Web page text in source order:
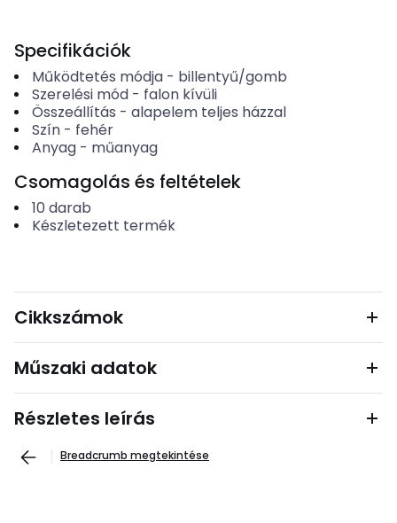
Specifikációk
Működtetés módja- billentyű/gomb
Szerelési mód- falon kívüli
Összeállítás - alapelem teljes házzal
Szín- fehér
Anyag- műanyag
Csomagolás és feltételek
10 darab
Készletezett termék
Cikkszámok
Műszaki adatok
Részletes leírás
Breadcrumb megtekintése